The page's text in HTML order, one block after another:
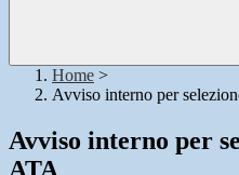
Home >
Avviso interno per
Avviso interno per